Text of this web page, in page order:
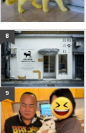
8
9